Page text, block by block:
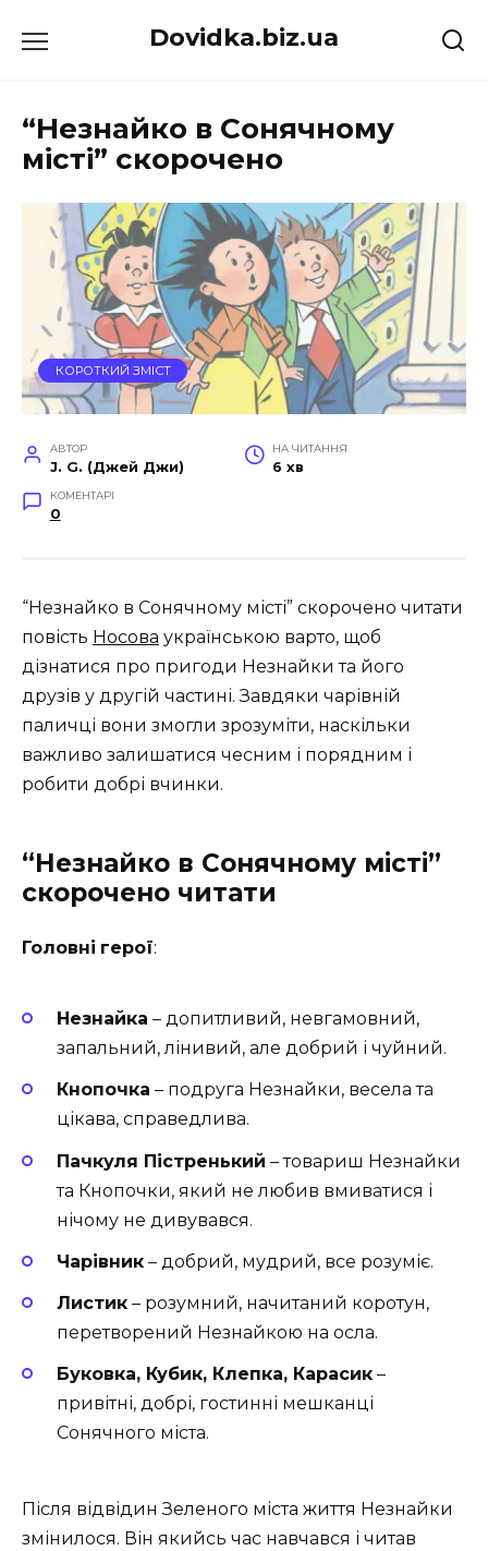
до
Dovidka.biz.ua
“Незнайко в Сонячному
місті” скорочено
КОРОТКИЙ ЗМІСТ
АВТОР
J. G. (Джей Джи)
НА ЧИТАННЯ
6 хв
КОМЕНТАРІ
0
“Незнайко в Сонячному місті” скорочено читати
повість Носова українською варто, щоб
дізнатися про пригоди Незнайки та його
друзів у другій частині. Завдяки чарівній
паличці вони змогли зрозуміти, наскільки
важливо залишатися чесним і порядним і
робити добрі вчинки.
“Незнайко в Сонячному місті”
скорочено читати
Головні герої:
Незнайка – допитливий, невгамовний,
запальний, лінивий, але добрий і чуйний.
Кнопочка – подруга Незнайки, весела та
цікава, справедлива.
Пачкуля Пістренький – товариш Незнайки
та Кнопочки, який не любив вмиватися і
нічому не дивувався.
Чарівник – добрий, мудрий, все розуміє.
Листик – розумний, начитаний коротун,
перетворений Незнайкою на осла.
Буковка, Кубик, Клепка, Карасик –
привітні, добрі, гостинні мешканці
Сонячного міста.
Після відвідин Зеленого міста життя Незнайки
змінилося. Він якийсь час навчався і читав